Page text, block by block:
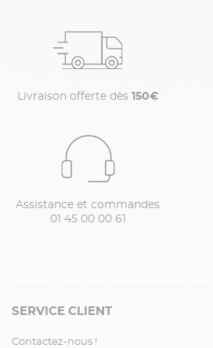
Livraison offerte dès 150€
Assistance et commandes
01 45 00 00 61
SERVICE CLIENT
Contactez-nous !